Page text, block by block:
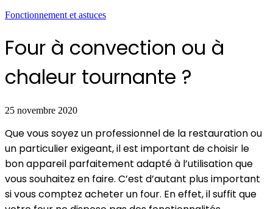
Fonctionnement et astuces
Four à convection ou à
chaleur tournante ?
25 novembre 2020
Que vous soyez un professionnel de la restauration ou
un particulier exigeant, il est important de choisir le
bon appareil parfaitement adapté à l’utilisation que
vous souhaitez en faire. C’est d’autant plus important
si vous comptez acheter un four. En effet, il suffit que